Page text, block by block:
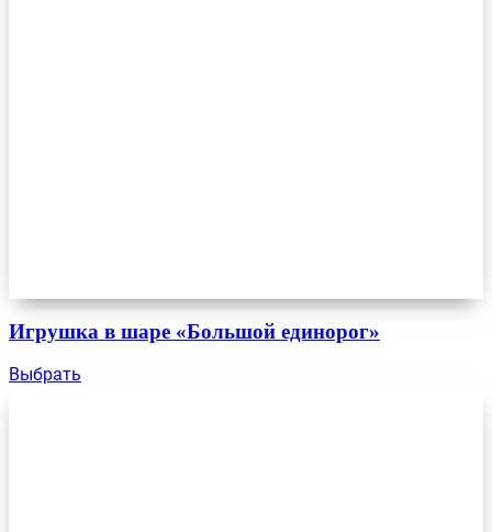
Игрушка в шаре «Большой единорог»
Выбрать